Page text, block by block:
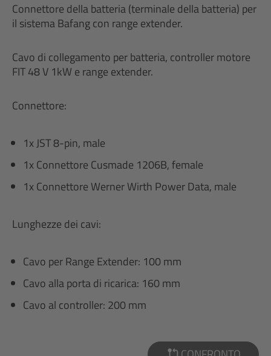
Connettore della batteria (terminale della batteria) per
il sistema Bafang con range extender.
Cavo di collegamento per batteria, controller motore
FIT 48 V 1kW e range extender.
Connettore:
1x JST 8-pin, male
1x Connettore Cusmade 1206B, female
1x Connettore Werner Wirth Power Data, male
Lunghezze dei cavi:
Cavo per Range Extender: 100 mm
Cavo alla porta di ricarica: 160 mm
Cavo al controller: 200 mm